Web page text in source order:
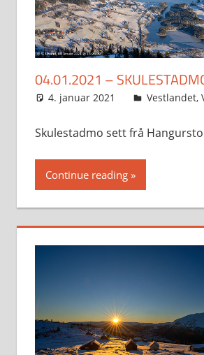
04.01.2021 –
4. januar 2021 Svein
Vestlandet,
Skulestadmo sett frå
Continue reading